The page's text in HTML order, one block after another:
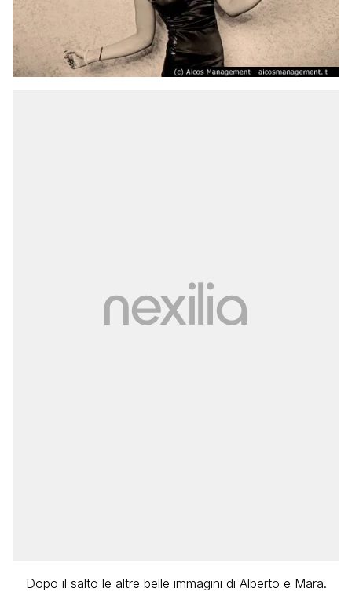
Dopo il salto le altre belle immagini di Alberto e Mara.